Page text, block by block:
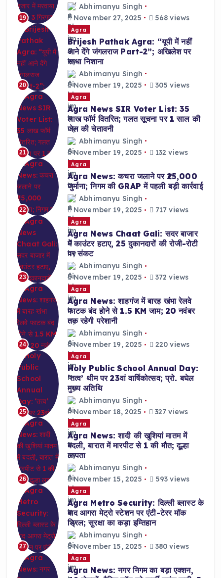
19
Abhimanyu Singh
November 27, 2025
568 views
20
Agra
Brijesh Pathak Agra: “यूपी में नहीं
आने देंगे जंगलराज Part-2”; अखिलेश पर
साधा निशाना
Abhimanyu Singh
November 19, 2025
305 views
21
Agra
Agra News SIR Voter List: 35
लाख फॉर्म वितरित; गलत सूचना पर 1 साल की
जेल की चेतावनी
Abhimanyu Singh
November 19, 2025
132 views
22
Agra
Agra News: कचरा जलाने पर ₹25,000
जुर्माना; निगम की GRAP में पहली बड़ी कार्रवाई
Abhimanyu Singh
November 19, 2025
717 views
23
Agra
Agra News Chaat Gali: सदर बाजार
में काउंटर हटाए, 25 दुकानदारों की रोजी-रोटी
पर संकट
Abhimanyu Singh
November 19, 2025
372 views
24
Agra
Agra News: शाहगंज में बारह खंभा रेलवे
फाटक बंद होने से 1.5 KM जाम; 20 नवंबर
तक रहेगी परेशानी
Abhimanyu Singh
November 19, 2025
220 views
25
Agra
Holy Public School Annual Day:
‘तत्व’ थीम पर 23वां वार्षिकोत्सव; प्रो. बघेल
मुख्य अतिथि
Abhimanyu Singh
November 18, 2025
327 views
26
Agra
Agra News: शादी की खुशियां मातम में
बदली, बारात में मारपीट से 1 की मौत; दूल्हा
लापता
Abhimanyu Singh
November 15, 2025
593 views
27
Agra
Agra Metro Security: दिल्ली ब्लास्ट के
बाद आगरा मेट्रो स्टेशन पर एंटी-टेरर मॉक
ड्रिल; सुरक्षा का कड़ा इम्तिहान
Abhimanyu Singh
November 15, 2025
380 views
Agra
Agra News: नगर निगम का बड़ा एक्शन,